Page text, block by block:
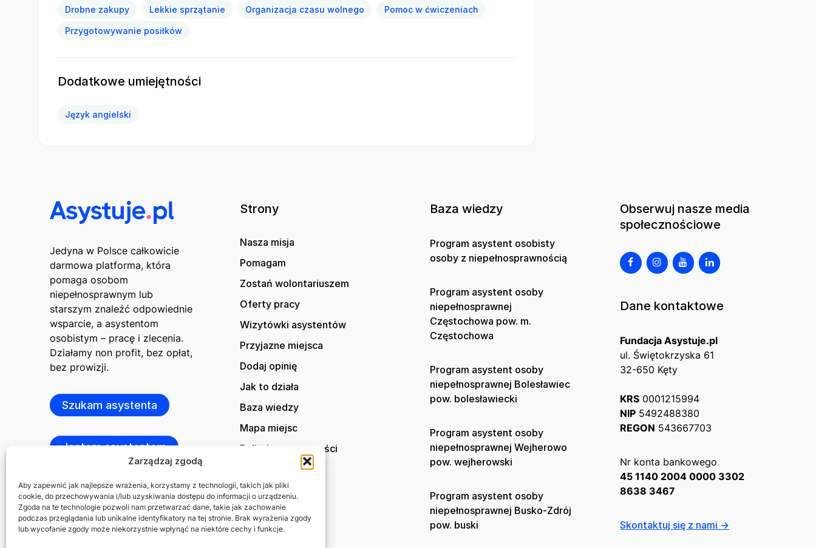
Zarządzaj zgodą
Aby zapewnić jak najlepsze wrażenia, korzystamy z technologii, takich jak pliki
cookie, do przechowywania i/lub uzyskiwania dostępu do informacji o urządzeniu.
Zgoda na te technologie pozwoli nam przetwarzać dane, takie jak zachowanie
podczas przeglądania lub unikalne identyfikatory na tej stronie. Brak wyrażenia zgody
lub wycofanie zgody może niekorzystnie wpłynąć na niektóre cechy i funkcje.
Drobne zakupy Lekkie sprzątanie Organizacja czasu wolnego Pomoc w ćwiczeniach
Przygotowywanie posiłków
Dodatkowe umiejętności
Język angielski
Jedyna w Polsce całkowicie
darmowa platforma, która
pomaga osobom
niepełnosprawnym lub
starszym znaleźć odpowiednie
wsparcie, a asystentom
osobistym – pracę i zlecenia.
Działamy non profit, bez opłat,
bez prowizji.
Szukam asystenta
Jestem asystentem
Strony
Nasza misja
Pomagam
Zostań wolontariuszem
Oferty pracy
Wizytówki asystentów
Przyjazne miejsca
Dodaj opinię
Jak to działa
Baza wiedzy
Mapa miejsc
Polityka prywatności
Baza wiedzy
Program asystent osobisty
osoby z niepełnosprawnością
Program asystent osoby
niepełnosprawnej
Częstochowa pow. m.
Częstochowa
Program asystent osoby
niepełnosprawnej Bolesławiec
pow. bolesławiecki
Program asystent osoby
niepełnosprawnej Wejherowo
pow. wejherowski
Program asystent osoby
niepełnosprawnej Busko-Zdrój
pow. buski
Obserwuj nasze media
społecznościowe
Dane kontaktowe
Fundacja Asystuje.pl
ul. Świętokrzyska 61
32-650 Kęty
KRS 0001215994
NIP 5492488380
REGON 543667703
Nr konta bankowego
45 1140 2004 0000 3302
8638 3467
Skontaktuj się z nami →